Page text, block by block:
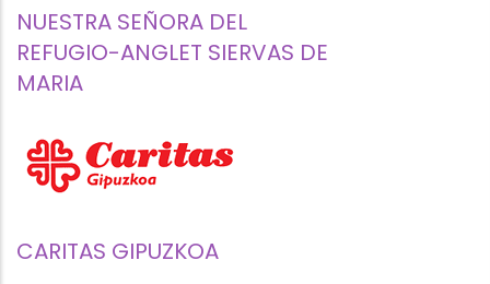
NUESTRA SEÑORA DEL
REFUGIO-ANGLET SIERVAS DE
MARIA
CARITAS GIPUZKOA